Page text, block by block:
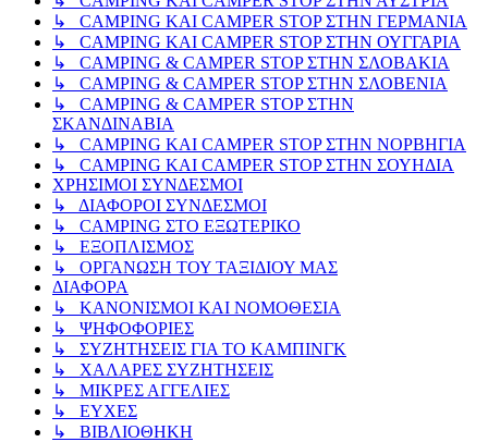
↳ CAMPING KAI CAMPER STOP ΣΤΗΝ ΓΕΡΜΑΝΙΑ
↳ CAMPING KAI CAMPER STOP ΣΤΗΝ ΟΥΓΓΑΡΙΑ
↳ CAMPING & CAMPER STOP ΣΤΗΝ ΣΛΟΒΑΚΙΑ
↳ CAMPING & CAMPER STOP ΣΤΗΝ ΣΛΟΒΕΝΙΑ
↳ CAMPING & CAMPER STOP ΣΤΗΝ
ΣΚΑΝΔΙΝΑΒΙΑ
↳ CAMPING KAI CAMPER STOP ΣΤΗΝ ΝΟΡΒΗΓΙΑ
↳ CAMPING KAI CAMPER STOP ΣΤΗΝ ΣΟΥΗΔΙΑ
ΧΡΗΣΙΜΟΙ ΣΥΝΔΕΣΜΟΙ
↳ ΔΙΑΦΟΡΟΙ ΣΥΝΔΕΣΜΟΙ
↳ CAMPING ΣΤΟ ΕΞΩΤΕΡΙΚΟ
↳ ΕΞΟΠΛΙΣΜΟΣ
↳ ΟΡΓΑΝΩΣΗ ΤΟΥ ΤΑΞΙΔΙΟΥ ΜΑΣ
ΔΙΑΦΟΡΑ
↳ ΚΑΝΟΝΙΣΜΟΙ ΚΑΙ ΝΟΜΟΘΕΣΙΑ
↳ ΨΗΦΟΦΟΡΙΕΣ
↳ ΣΥΖΗΤΗΣΕΙΣ ΓΙΑ ΤΟ ΚΑΜΠΙΝΓΚ
↳ ΧΑΛΑΡΕΣ ΣΥΖΗΤΗΣΕΙΣ
↳ ΜΙΚΡΕΣ ΑΓΓΕΛΙΕΣ
↳ ΕΥΧΕΣ
↳ ΒΙΒΛΙΟΘΗΚΗ